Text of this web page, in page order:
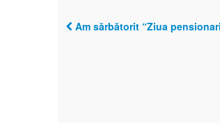
Post navigation
Am sărbătorit “Ziua